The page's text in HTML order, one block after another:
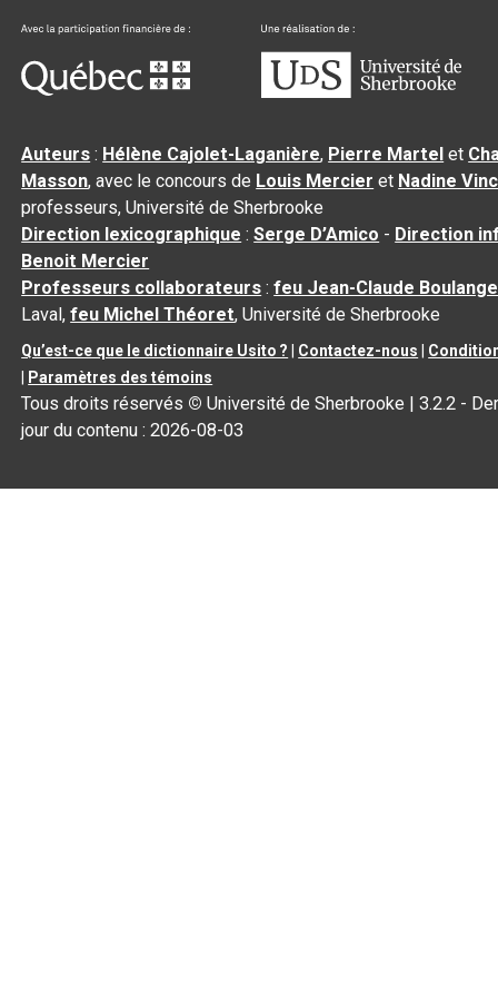
Auteurs : Hélène Cajolet-Laganière, Pierre Martel et
Masson, avec le concours de Louis Mercier et Nadine
professeurs, Université de Sherbrooke
Direction lexicographique :Serge D’Amico - Direction
Benoit Mercier
Professeurs collaborateurs :feu Jean-Claude
Laval,feu Michel Théoret, Université de Sherbrooke
Qu’est-ce que le dictionnaire Usito ? Contactez-nous
Paramètres des témoins
Tous droits réservés © Université de Sherbrooke |3.2.2 -
jour du contenu :2026-08-03